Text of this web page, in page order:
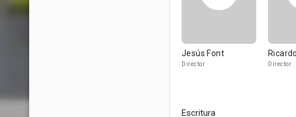
Jesús Font
Director Director
Escritura